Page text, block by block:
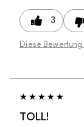
3
Diese
TOLL!